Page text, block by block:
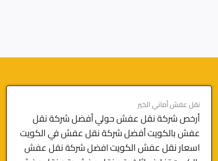
نقل عفش أماني الخير
أرخص شركة نقل عفش حوليأفضل شركة نقل
عفش بالكويتأفضل شركة نقل عفش في الكويت
اسعار نقل عفش الكويتافضل شركة نقل عفش